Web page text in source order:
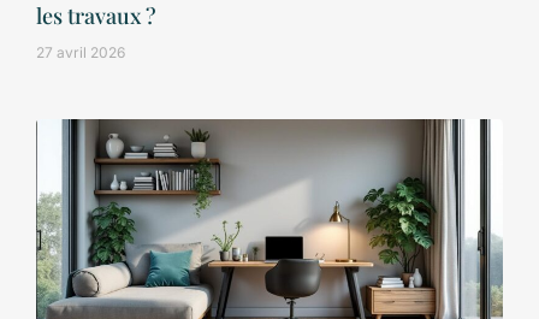
les travaux ?
27 avril 2026